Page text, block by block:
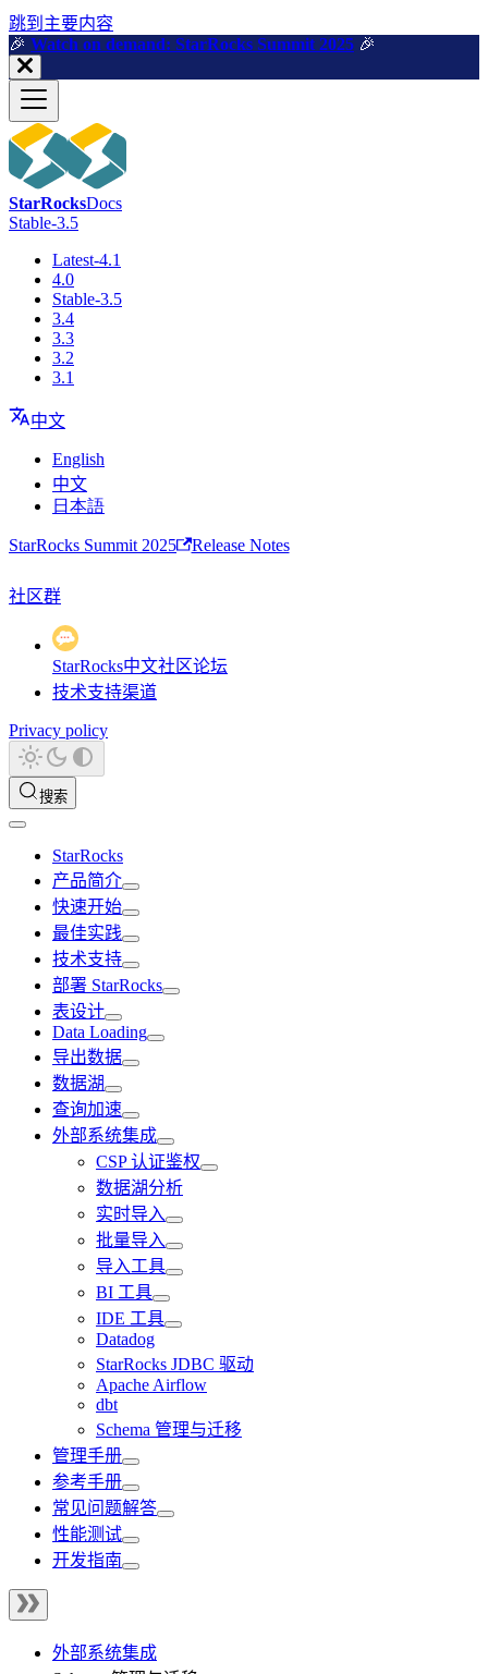
跳到主要内容
🎉️ Watch on demand: StarRocks Summit 2025 🎉️
StarRocksDocs
Stable-3.5
Latest-4.1
4.0
Stable-3.5
3.4
3.3
3.2
3.1
中文
English
中文
日本語
StarRocks Summit 2025 Release Notes
社区群
StarRocks中文社区论坛
技术支持渠道
Privacy policy
搜索
StarRocks
产品简介
快速开始
最佳实践
技术支持
部署 StarRocks
表设计
Data Loading
导出数据
数据湖
查询加速
外部系统集成
CSP 认证鉴权
数据湖分析
实时导入
批量导入
导入工具
BI 工具
IDE 工具
Datadog
StarRocks JDBC 驱动
Apache Airflow
dbt
Schema 管理与迁移
管理手册
参考手册
常见问题解答
性能测试
开发指南
外部系统集成